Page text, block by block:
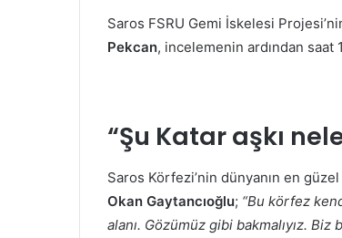
Saros FSRU Gemi İskelesi
Pekcan, incelemenin ardından saat
“Şu Katar aşkı
Saros Körfezi’nin dünyanın en
Okan Gaytancıoğlu; “Bu körfez
alanı. Gözümüz gibi bakmalıyız.